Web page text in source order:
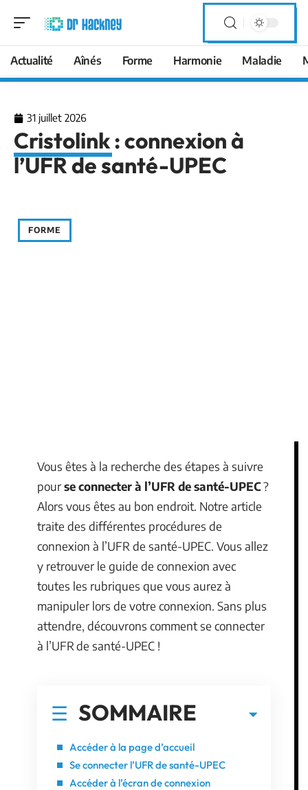
Actualité Aînés Forme Harmonie Maladie
31 juillet 2026
Cristolink : connexion à
l’UFR de santé-UPEC
FORME
Vous êtes à la recherche des étapes à suivre
pourse connecter à l’UFR de santé-UPEC?
Alors vous êtes au bon endroit. Notre article
traite des différentes procédures de
connexion à l’UFR de santé-UPEC. Vous allez
y retrouver le guide de connexion avec
toutes les rubriques que vous aurez à
manipuler lors de votre connexion. Sans plus
attendre, découvrons comment se connecter
à l’UFR de santé-UPEC !
SOMMAIRE
Accéder à la page d’accueil
Se connecter l’UFR de santé-UPEC
Accéder à l’écran de connexion